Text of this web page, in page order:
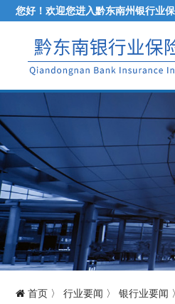
您好！欢迎您进入黔东南州银行业
首页 〉 行业要闻 〉 银行业要闻 〉